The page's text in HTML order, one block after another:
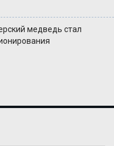
медведь стал